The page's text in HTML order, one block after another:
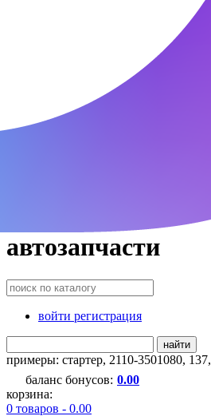
автозапчасти
войти регистрация
найти
примеры: стартер, 2110-3501080, 137,
баланс бонусов: 0.00
корзина:
0 товаров - 0.00